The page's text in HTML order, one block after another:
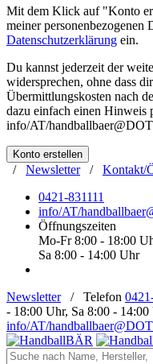
Mit dem Klick auf "Konto
meiner personenbezogenen
Datenschutzerklärung ein.
Du kannst jederzeit der
widersprechen, ohne dass
Übermittlungskosten nach
dazu einfach einen Hinweis
info/AT/
Konto erstellen
/ Newsletter/ Kontakt/
0421-831111
info/AT/
Öffnungszeiten
Mo-Fr 8:00 - 18:00
Sa 8:00 - 14:00 Uhr
Newsletter/ Telefon
- 18:00 Uhr, Sa 8:00 -
info/AT/